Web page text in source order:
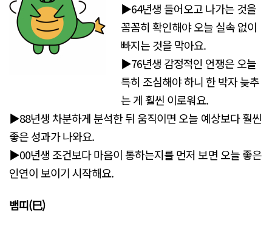
▶64년생 들어오고 나가는 것을
꼼꼼히 확인해야 오늘 실속 없이
빠지는 것을 막아요.
▶76년생 감정적인 언쟁은 오늘
특히 조심해야 하니 한 박자 늦추
는 게 훨씬 이로워요.
▶88년생 차분하게 분석한 뒤 움직이면 오늘 예상보다 훨씬
좋은 성과가 나와요.
▶00년생 조건보다 마음이 통하는지를 먼저 보면 오늘 좋은
인연이 보이기 시작해요.
뱀띠(巳)